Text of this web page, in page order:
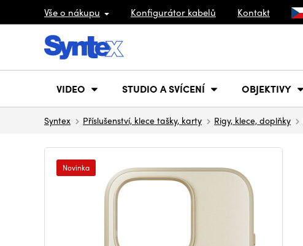
Vše o nákupu Konfigurátor kabelů Kontakt
VIDEO STUDIO A SVÍCENÍ OBJEKTIVY
Syntex Příslušenství, klece tašky, karty Rigy, klece, doplňky
Novinka